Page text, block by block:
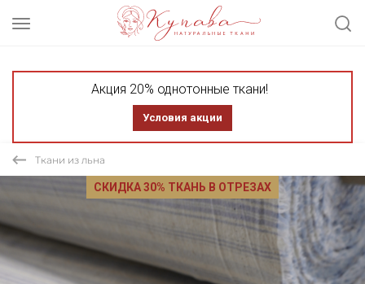
Акция 20% однотонные ткани!
Условия акции
Ткани из льна
СКИДКА 30% ТКАНЬ В ОТРЕЗАХ